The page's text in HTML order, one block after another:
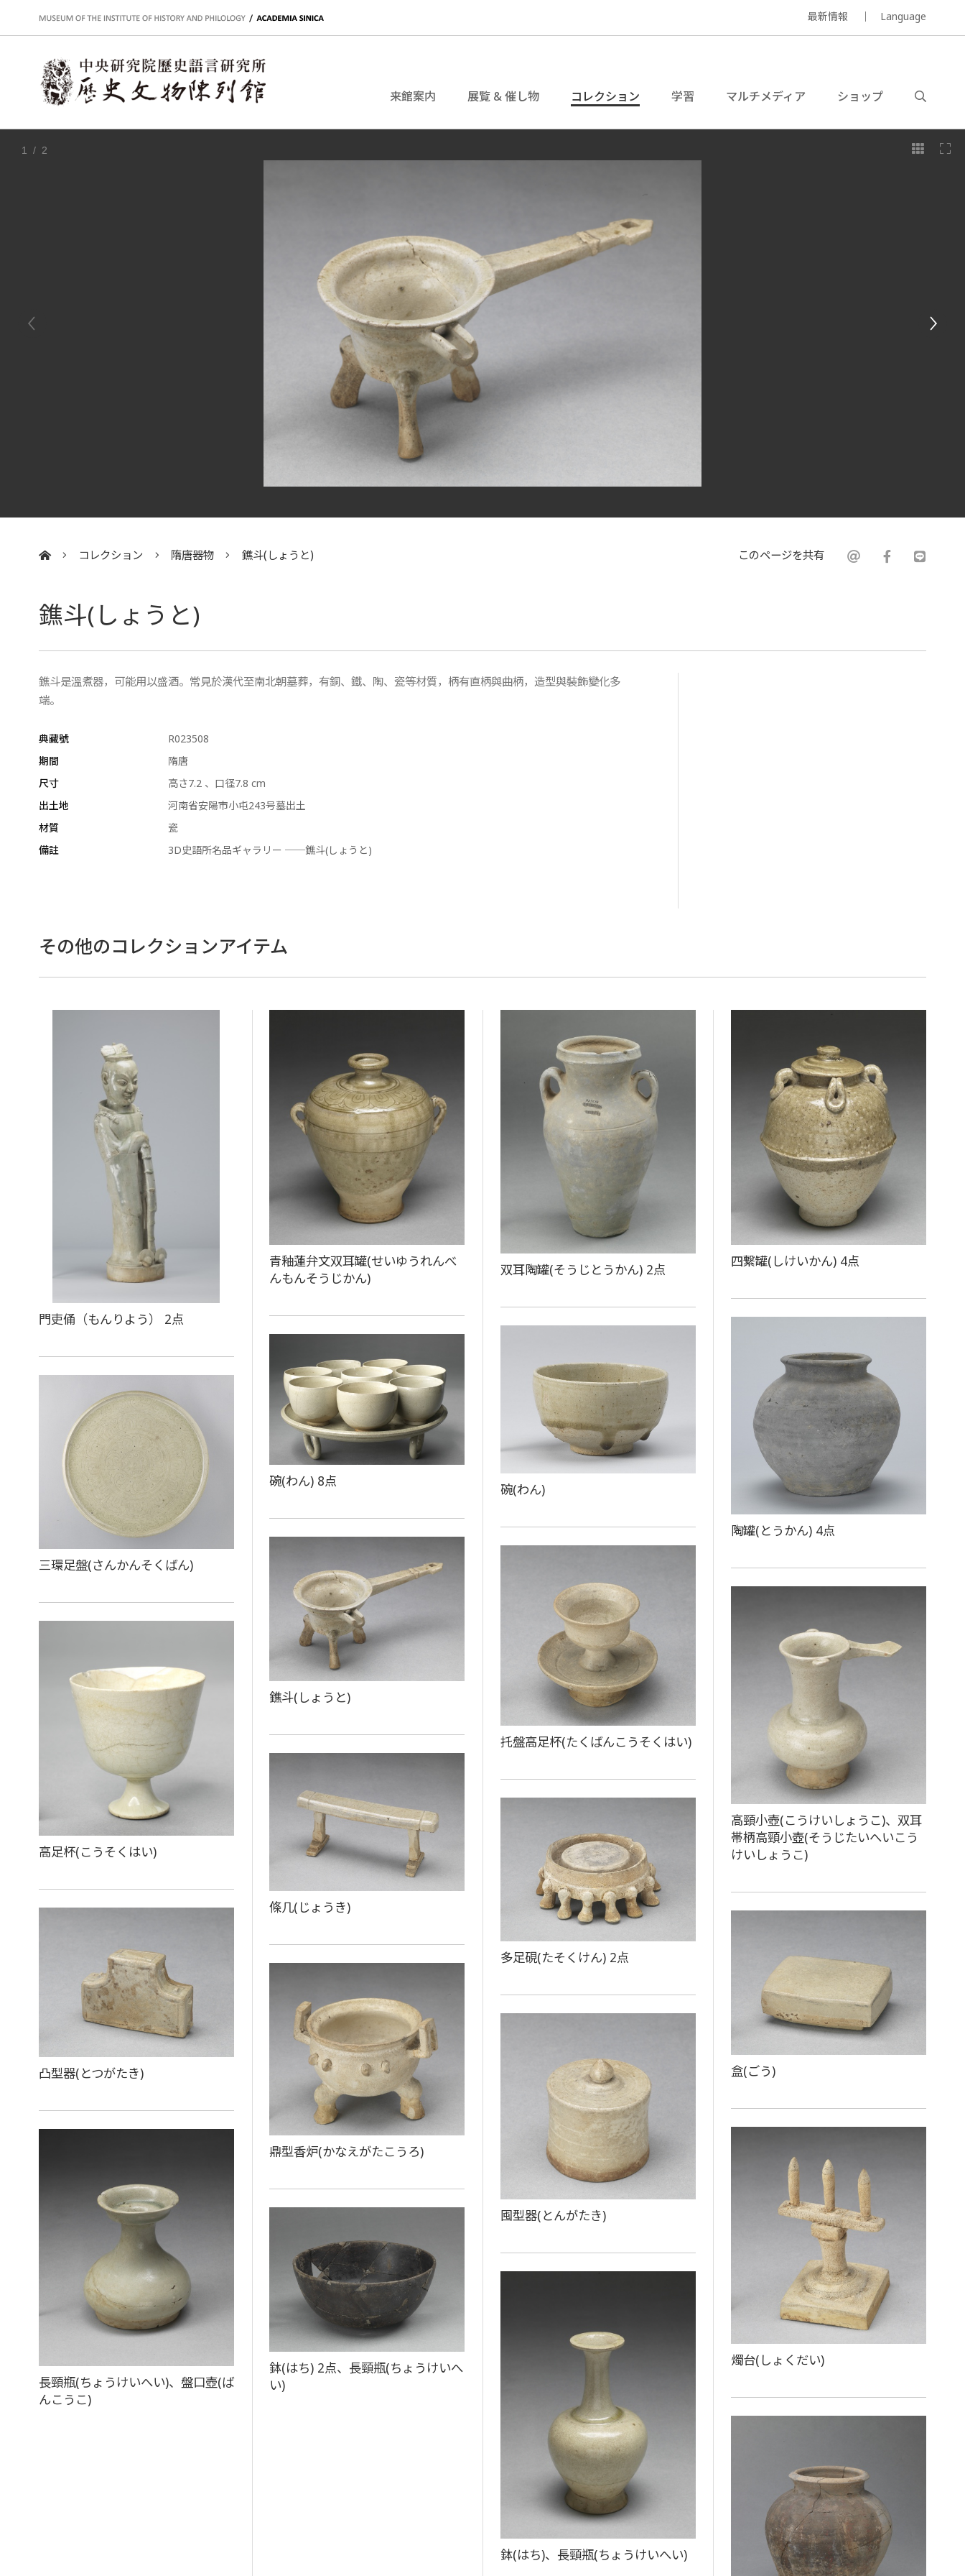
:::
最新情報 Language
来館案内 展覧 & 催し物 コレクション 学習 マルチメディア ショップ
1 / 2
コレクション 隋唐器物 鐎斗(しょうと) このページを共有
鐎斗(しょうと)
鐎斗是溫煮器，可能用以盛酒。常見於漢代至南北朝墓葬，有銅、鐵、陶、瓷等材質，柄有直柄與曲柄，造型與裝飾變化多
端。
典藏號
R023508
期間
隋唐
尺寸
高さ7.2 、口径7.8 cm
出土地
河南省安陽市小屯243号墓出土
材質
瓷
備註
3D史語所名品ギャラリー ──鐎斗(しょうと)
その他のコレクションアイテム
門吏俑（もんりよう） 2点
青釉蓮弁文双耳罐(せいゆうれんべ
んもんそうじかん)
双耳陶罐(そうじとうかん) 2点
四繋罐(しけいかん) 4点
陶罐(とうかん) 4点
碗(わん)
碗(わん) 8点
三環足盤(さんかんそくばん)
鐎斗(しょうと)
托盤高足杯(たくばんこうそくはい)
高頸小壺(こうけいしょうこ)、双耳
帯柄高頸小壺(そうじたいへいこう
けいしょうこ)
高足杯(こうそくはい)
條几(じょうき)
多足硯(たそくけん) 2点
凸型器(とつがたき) 盒(ごう)
鼎型香炉(かなえがたこうろ)
囤型器(とんがたき)
燭台(しょくだい)
長頸瓶(ちょうけいへい)、盤口壺(ば
んこうこ)
鉢(はち) 2点、長頸瓶(ちょうけいへ
い)
鉢(はち)、長頸瓶(ちょうけいへい)